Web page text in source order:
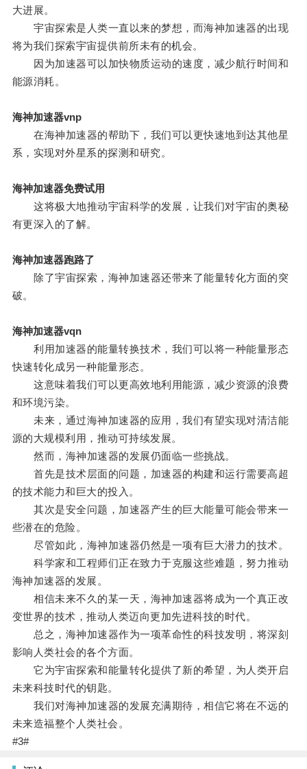
大进展。
宇宙探索是人类一直以来的梦想，而海神加速器的出现
将为我们探索宇宙提供前所未有的机会。
因为加速器可以加快物质运动的速度，减少航行时间和
能源消耗。
海神加速器vnp
在海神加速器的帮助下，我们可以更快速地到达其他星
系，实现对外星系的探测和研究。
海神加速器免费试用
这将极大地推动宇宙科学的发展，让我们对宇宙的奥秘
有更深入的了解。
海神加速器跑路了
除了宇宙探索，海神加速器还带来了能量转化方面的突
破。
海神加速器vqn
利用加速器的能量转换技术，我们可以将一种能量形态
快速转化成另一种能量形态。
这意味着我们可以更高效地利用能源，减少资源的浪费
和环境污染。
未来，通过海神加速器的应用，我们有望实现对清洁能
源的大规模利用，推动可持续发展。
然而，海神加速器的发展仍面临一些挑战。
首先是技术层面的问题，加速器的构建和运行需要高超
的技术能力和巨大的投入。
其次是安全问题，加速器产生的巨大能量可能会带来一
些潜在的危险。
尽管如此，海神加速器仍然是一项有巨大潜力的技术。
科学家和工程师们正在致力于克服这些难题，努力推动
海神加速器的发展。
相信未来不久的某一天，海神加速器将成为一个真正改
变世界的技术，推动人类迈向更加先进科技的时代。
总之，海神加速器作为一项革命性的科技发明，将深刻
影响人类社会的各个方面。
它为宇宙探索和能量转化提供了新的希望，为人类开启
未来科技时代的钥匙。
我们对海神加速器的发展充满期待，相信它将在不远的
未来造福整个人类社会。
#3#